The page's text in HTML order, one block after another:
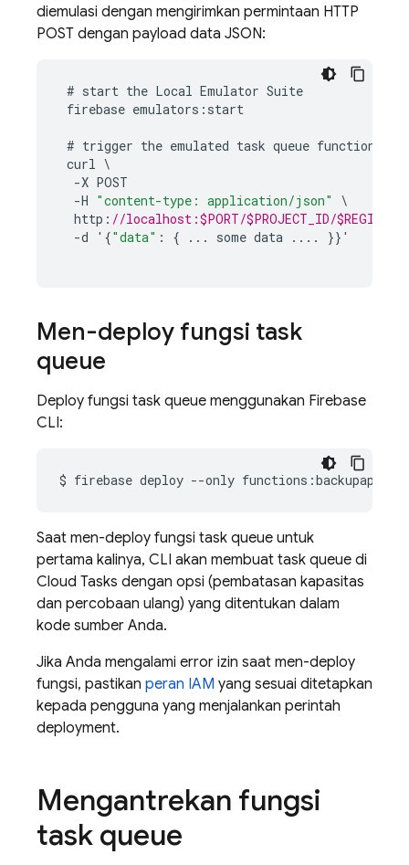
diemulasi dengan mengirimkan permintaan HTTP
POST dengan payload data JSON:
# start the Local Emulator Suite
firebase emulators : start
# trigger the emulated task queue function
curl
-X POST
-H "content-type: application/json"
\
http : //localhost:$PORT/$PROJECT_ID/
-d ' {"data" : { ... some data ... . }} '
Men-deploy fungsi task
queue
Deploy fungsi task queue menggunakan Firebase
CLI:
$ firebase deploy --only
Saat men-deploy fungsi task queue untuk
pertama kalinya, CLI akan membuat task queue di
Cloud Tasks dengan opsi (pembatasan kapasitas
dan percobaan ulang) yang ditentukan dalam
kode sumber Anda.
Jika Anda mengalami error izin saat men-deploy
fungsi, pastikan peran IAM yang sesuai ditetapkan
kepada pengguna yang menjalankan perintah
deployment.
Mengantrekan fungsi
task queue